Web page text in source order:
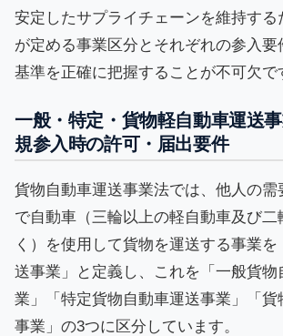
安定したサプライチェーンを維持する
が定める事業区分とそれぞれの参入要
基準を正確に把握することが不可欠で
一般・特定・貨物軽自動車運送
規参入時の許可・届出要件
貨物自動車運送事業法では、他人の需
で自動車（三輪以上の軽自動車及び二
く）を使用して貨物を運送する事業
送事業」と定義し、これを「一般貨物
業」「特定貨物自動車運送事業」「貨
事業」の3つに区分しています。